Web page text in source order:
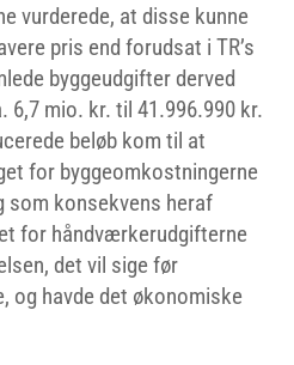
vurderede, at disse kunne
pris end forudsat i TR’s
byggeudgifter derved
6,7 mio. kr. til 41.996.990 kr.
beløb kom til at
for byggeomkostningerne
som konsekvens heraf
for håndværkerudgifterne
det vil sige før
og havde det økonomiske